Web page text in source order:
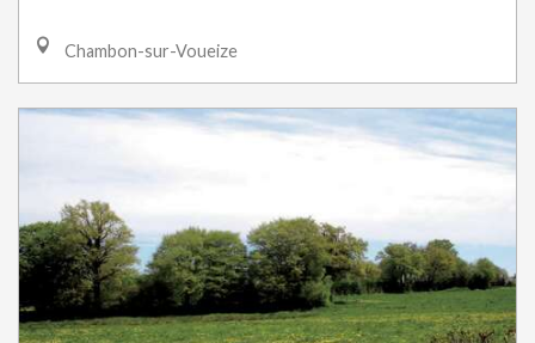
Chambon-sur-Voueize